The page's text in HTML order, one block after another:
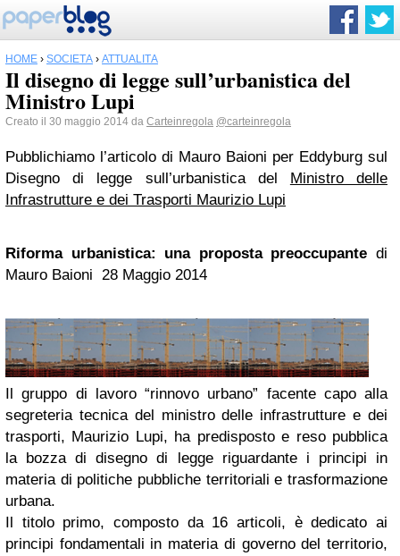
HOME › SOCIETÀ › ATTUALITÀ
Il disegno di legge sull’urbanistica del
Ministro Lupi
Creato il 30 maggio 2014 da Carteinregola @carteinregola
Pubblichiamo l’articolo di Mauro Baioni per Eddyburg sul
Disegno di legge sull’urbanistica del Ministro delle
Infrastrutture e dei Trasporti Maurizio Lupi
Riforma urbanistica: una proposta preoccupante di
Mauro Baioni 28 Maggio 2014
Il gruppo di lavoro “rinnovo urbano” facente capo alla
segreteria tecnica del ministro delle infrastrutture e dei
trasporti, Maurizio Lupi, ha predisposto e reso pubblica
la bozza di disegno di legge riguardante i principi in
materia di politiche pubbliche territoriali e trasformazione
urbana.
Il titolo primo, composto da 16 articoli, è dedicato ai
principi fondamentali in materia di governo del territorio,